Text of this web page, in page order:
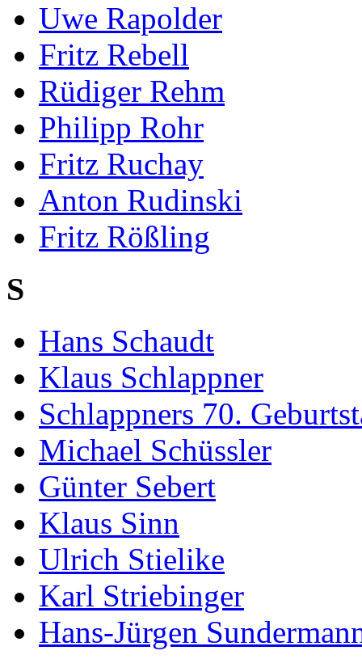
Uwe Rapolder
Fritz Rebell
Rüdiger Rehm
Philipp Rohr
Fritz Ruchay
Anton Rudinski
Fritz Rößling
S
Hans Schaudt
Klaus Schlappner
Schlappners 70.
Michael Schüssler
Günter Sebert
Klaus Sinn
Ulrich Stielike
Karl Striebinger
Hans-Jürgen